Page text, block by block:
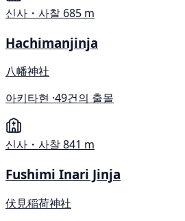
신사・사찰 685 m
Hachimanjinja
八幡神社
아키타현 ·49건의 출몰
신사・사찰841 m
Fushimi Inari Jinja
伏見稲荷神社